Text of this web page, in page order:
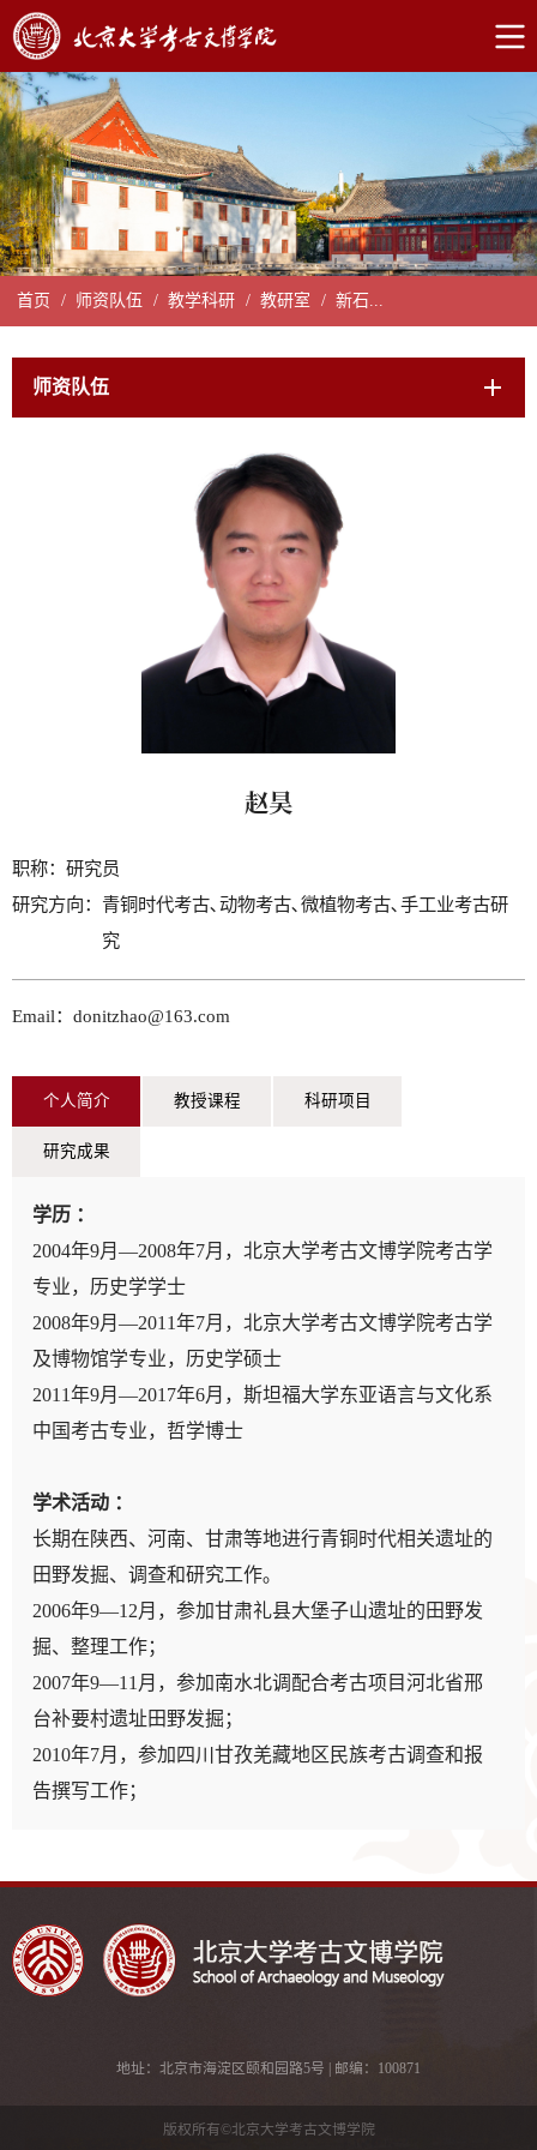
首页 / 师资队伍 / 教学科研 / 教研室 / 新石...
师资队伍
赵昊
职称： 研究员
研究方向： 青铜时代考古､动物考古､微植物考古､手工业考古研
究
Email：donitzhao@163.com
个人简介 教授课程 科研项目
研究成果
学历 ：
2004年9月—2008年7月，北京大学考古文博学院考古学
专业，历史学学士
2008年9月—2011年7月，北京大学考古文博学院考古学
及博物馆学专业，历史学硕士
2011年9月—2017年6月，斯坦福大学东亚语言与文化系
中国考古专业，哲学博士
学术活动 ：
长期在陕西、河南、甘肃等地进行青铜时代相关遗址的
田野发掘、调查和研究工作｡
2006年9—12月，参加甘肃礼县大堡子山遗址的田野发
掘、整理工作；
2007年9—11月，参加南水北调配合考古项目河北省邢
台补要村遗址田野发掘；
2010年7月，参加四川甘孜羌藏地区民族考古调查和报
告撰写工作；
调查、发掘和研究工作；
2018—2020年，与陕西省文物考古研究合作开展咸阳仓
韩故城东周作坊研究项目。
《田野考古实习》
《中国考古学》
《夏商周考古研究》
（下）
《三星堆与川蜀历史文化》
国家社科基金项目《关中地区两周时期都邑背景中的制
骨手工业研究》(批准号：18CKG008)。
刘莉、陈星灿、赵昊：《河南孟津寨根、班沟出土裴李
岗晚期石磨盘功能分析》，《中原文物》2013年5期。
物分析》，《中原文物》2018年1期。
刘莉、王佳静、赵昊、邵晶、邸楠、冯索菲：《陕西蓝
地址：北京市海淀区颐和园路5号 | 邮编：100871
版权所有©北京大学考古文博学院